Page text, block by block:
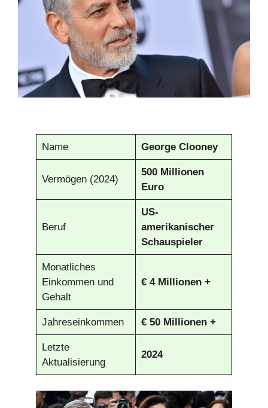
Name George Clooney
Vermögen (2024)
500 Millionen
Euro
Beruf
US-
amerikanischer
Schauspieler
Monatliches
Einkommen und
Gehalt
€4 Millionen +
Jahreseinkommen €50 Millionen +
Letzte
Aktualisierung
2024